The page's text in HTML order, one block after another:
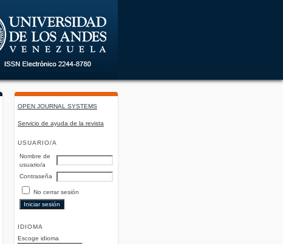
OPEN JOURNAL SYSTEMS
Servicio de ayuda de la revista
USUARIO/A
Nombre de
usuario/a
Contraseña
No cerrar sesión
IDIOMA
Escoge idioma